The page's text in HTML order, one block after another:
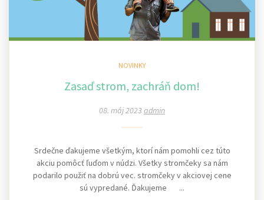
NOVINKY
Zasaď strom, zachráň dom!
08. máj 2023admin
Srdečne ďakujeme všetkým, ktorí nám pomohli cez túto
akciu pomôcť ľuďom v núdzi. Všetky stromčeky sa nám
podarilo použiť na dobrú vec. stromčeky v akciovej cene
sú vypredané. Ďakujeme ...